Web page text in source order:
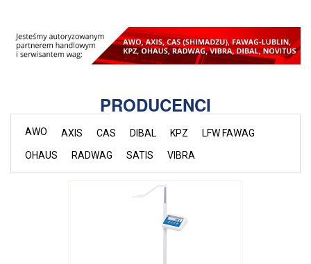
PRODUCENCI
AWO AXIS CAS DIBAL KPZ
LFW FAWAG
OHAUS
RADWAG SATIS VIBRA